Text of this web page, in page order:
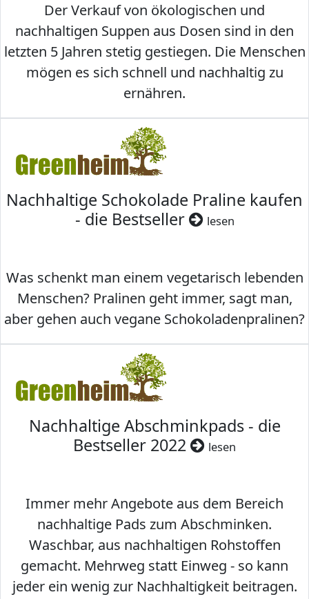
Der Verkauf von ökologischen und
nachhaltigen Suppen aus Dosen sind in den
letzten 5 Jahren stetig gestiegen. Die Menschen
mögen es sich schnell und nachhaltig zu
ernähren.
Nachhaltige Schokolade Praline kaufen
- die Bestseller
lesen
Was schenkt man einem vegetarisch lebenden
Menschen? Pralinen geht immer, sagt man,
aber gehen auch vegane Schokoladenpralinen?
Nachhaltige Abschminkpads - die
Bestseller 2022
lesen
Immer mehr Angebote aus dem Bereich
nachhaltige Pads zum Abschminken.
Waschbar, aus nachhaltigen Rohstoffen
gemacht. Mehrweg statt Einweg - so kann
jeder ein wenig zur Nachhaltigkeit beitragen.